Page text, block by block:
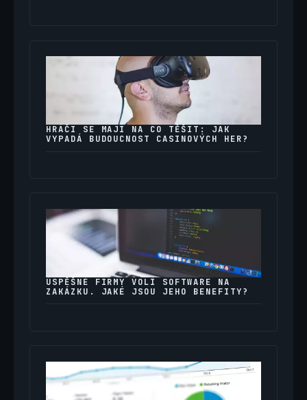
HRÁČI SE MAJÍ NA CO TĚŠIT: JAK
VYPADÁ BUDOUCNOST CASINOVÝCH HER?
ÚSPĚŠNÉ FIRMY VOLÍ SOFTWARE NA
ZAKÁZKU. JAKÉ JSOU JEHO BENEFITY?